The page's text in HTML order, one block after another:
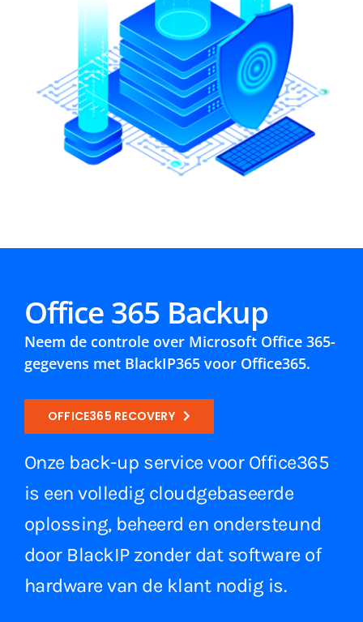
Office 365 Backup
Neem de controle over Microsoft Office 365-
gegevens met BlackIP365 voor Office365.
OFFICE365 RECOVERY
Onze back-up service voor Office365
is een volledig cloudgebaseerde
oplossing, beheerd en ondersteund
door BlackIP zonder dat software of
hardware van de klant nodig is.